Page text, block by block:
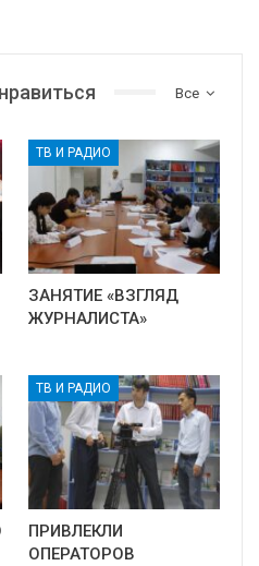
Все
ТВ И РАДИО
ЗАНЯТИЕ «ВЗГЛЯД
ЖУРНАЛИСТА»
ТВ И РАДИО
ПРИВЛЕКЛИ
ОПЕРАТОРОВ